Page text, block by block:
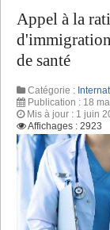
Appel à la
de santé
Catégorie :
Publication : 18
Mis à jour : 1 juin
Affichages : 2923